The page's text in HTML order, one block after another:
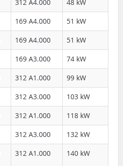
312 A4.000 48 kW
169 A4.000 51 kW
169 A4.000 51 kW
169 A3.000 74 kW
312 A1.000 99 kW
312 A3.000 103 kW
312 A1.000 118 kW
312 A3.000 132 kW
312 A1.000 140 kW